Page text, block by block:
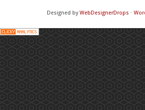
Designed byWebDesignerDrops ⋅